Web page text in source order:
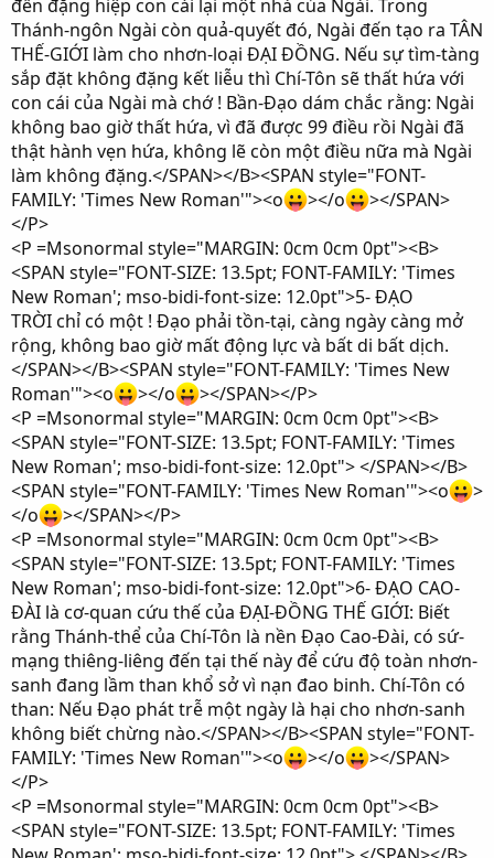
đến đặng hiệp con cái lại một nhà của Ngài. Trong
Thánh-ngôn Ngài còn quả-quyết đó, Ngài đến tạo ra TÂN
THẾ-GIỚI làm cho nhơn-loại ĐẠI ĐỒNG. Nếu sự tìm-tàng
sắp đặt không đặng kết liễu thì Chí-Tôn sẽ thất hứa với
con cái của Ngài mà chớ ! Bần-Đạo dám chắc rằng: Ngài
không bao giờ thất hứa, vì đã được 99 điều rồi Ngài đã
thật hành vẹn hứa, không lẽ còn một điều nữa mà Ngài
làm không đặng.</SPAN></B><SPAN style="FONT-
FAMILY: 'Times New Roman'"><o
></o
></SPAN>
</P>
<P =Msonormal style="MARGIN: 0cm 0cm 0pt"><B>
<SPAN style="FONT-SIZE: 13.5pt; FONT-FAMILY: 'Times
New Roman'; mso-bidi-font-size: 12.0pt">5- ĐẠO
TRỜI chỉ có một ! Đạo phải tồn-tại, càng ngày càng mở
rộng, không bao giờ mất động lực và bất di bất dịch.
</SPAN></B><SPAN style="FONT-FAMILY: 'Times New
Roman'"><o
></o
></SPAN></P>
<P =Msonormal style="MARGIN: 0cm 0cm 0pt"><B>
<SPAN style="FONT-SIZE: 13.5pt; FONT-FAMILY: 'Times
New Roman'; mso-bidi-font-size: 12.0pt"> </SPAN></B>
<SPAN style="FONT-FAMILY: 'Times New Roman'"><o
>
</o
></SPAN></P>
<P =Msonormal style="MARGIN: 0cm 0cm 0pt"><B>
<SPAN style="FONT-SIZE: 13.5pt; FONT-FAMILY: 'Times
New Roman'; mso-bidi-font-size: 12.0pt">6- ĐẠO CAO-
ĐÀI là cơ-quan cứu thế của ĐẠI-ĐỒNG THẾ GIỚI: Biết
rằng Thánh-thể của Chí-Tôn là nền Đạo Cao-Đài, có sứ-
mạng thiêng-liêng đến tại thế này để cứu độ toàn nhơn-
sanh đang lầm than khổ sở vì nạn đao binh. Chí-Tôn có
than: Nếu Đạo phát trễ một ngày là hại cho nhơn-sanh
không biết chừng nào.</SPAN></B><SPAN style="FONT-
FAMILY: 'Times New Roman'"><o
></o
></SPAN>
</P>
<P =Msonormal style="MARGIN: 0cm 0cm 0pt"><B>
<SPAN style="FONT-SIZE: 13.5pt; FONT-FAMILY: 'Times